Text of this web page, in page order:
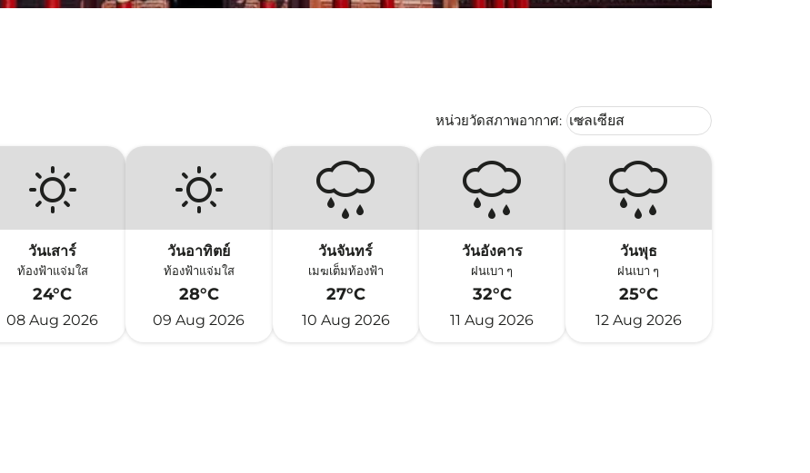
หน่วยวัดสภาพอากาศ: Weather unit option เซลเซียส
เซลเซียส
keyboard_arrow_down
วันเสาร์
ท้องฟ้าแจ่มใส
24°C
08 Aug 2026
วันอาทิตย์
ท้องฟ้าแจ่มใส
28°C
09 Aug 2026
วันจันทร์
เมฆเต็มท้องฟ้า
27°C
10 Aug 2026
วันอังคาร
ฝนเบา ๆ
32°C
11 Aug 2026
วันพุธ
ฝนเบา ๆ
25°C
12 Aug 2026